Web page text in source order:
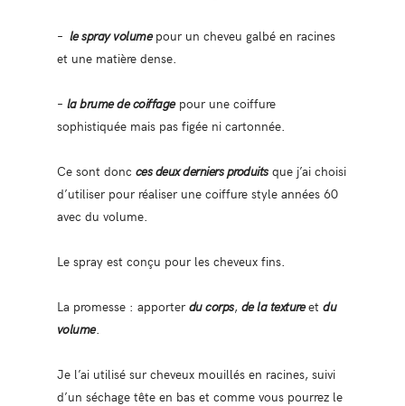
– le spray volumepour un cheveu galbé en racines
et une matière dense.
– la brume de coiffagepour une coiffure
sophistiquée mais pas figée ni cartonnée.
Ce sont donc ces deux derniers produitsque j’ai choisi
d’utiliser pour réaliser une coiffure style années 60
avec du volume.
Le spray est conçu pour les cheveux fins.
La promesse : apporter du corps, de la textureetdu
volume.
Je l’ai utilisé sur cheveux mouillés en racines, suivi
d’un séchage tête en bas et comme vous pourrez le